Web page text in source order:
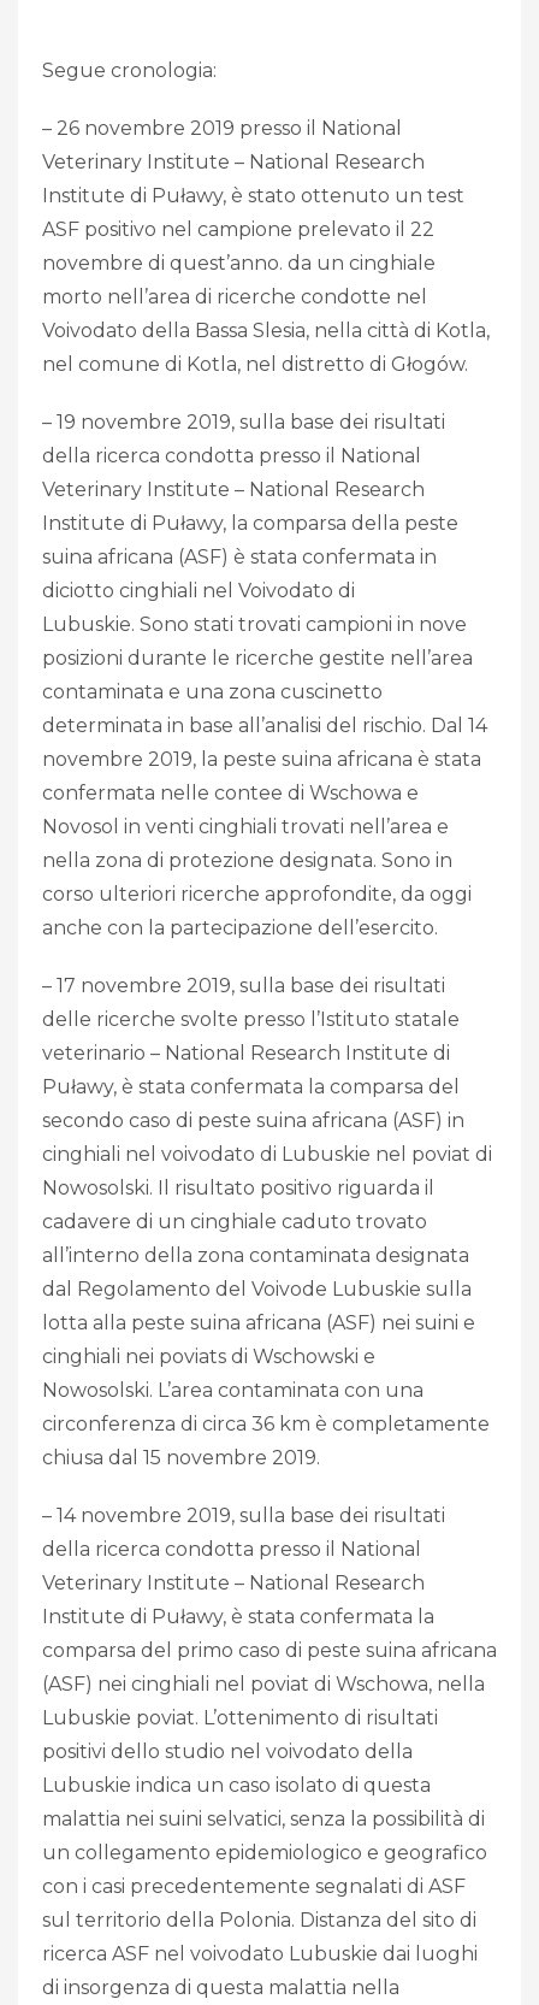
Segue cronologia:
– 26 novembre 2019 presso il National
Veterinary Institute – National Research
Institute di Puławy, è stato ottenuto un test
ASF positivo nel campione prelevato il 22
novembre di quest’anno. da un cinghiale
morto nell’area di ricerche condotte nel
Voivodato della Bassa Slesia, nella città di Kotla,
nel comune di Kotla, nel distretto di Głogów.
– 19 novembre 2019, sulla base dei risultati
della ricerca condotta presso il National
Veterinary Institute – National Research
Institute di Puławy, la comparsa della peste
suina africana (ASF) è stata confermata in
diciotto cinghiali nel Voivodato di
Lubuskie. Sono stati trovati campioni in nove
posizioni durante le ricerche gestite nell’area
contaminata e una zona cuscinetto
determinata in base all’analisi del rischio. Dal 14
novembre 2019, la peste suina africana è stata
confermata nelle contee di Wschowa e
Novosol in venti cinghiali trovati nell’area e
nella zona di protezione designata. Sono in
corso ulteriori ricerche approfondite, da oggi
anche con la partecipazione dell’esercito.
– 17 novembre 2019, sulla base dei risultati
delle ricerche svolte presso l’Istituto statale
veterinario – National Research Institute di
Puławy, è stata confermata la comparsa del
secondo caso di peste suina africana (ASF) in
cinghiali nel voivodato di Lubuskie nel poviat di
Nowosolski. Il risultato positivo riguarda il
cadavere di un cinghiale caduto trovato
all’interno della zona contaminata designata
dal Regolamento del Voivode Lubuskie sulla
lotta alla peste suina africana (ASF) nei suini e
cinghiali nei poviats di Wschowski e
Nowosolski. L’area contaminata con una
circonferenza di circa 36 km è completamente
chiusa dal 15 novembre 2019.
– 14 novembre 2019, sulla base dei risultati
della ricerca condotta presso il National
Veterinary Institute – National Research
Institute di Puławy, è stata confermata la
comparsa del primo caso di peste suina africana
(ASF) nei cinghiali nel poviat di Wschowa, nella
Lubuskie poviat. L’ottenimento di risultati
positivi dello studio nel voivodato della
Lubuskie indica un caso isolato di questa
malattia nei suini selvatici, senza la possibilità di
un collegamento epidemiologico e geografico
con i casi precedentemente segnalati di ASF
sul territorio della Polonia. Distanza del sito di
ricerca ASF nel voivodato Lubuskie dai luoghi
di insorgenza di questa malattia nella